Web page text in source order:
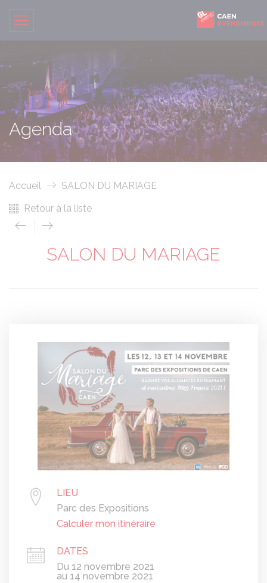
Agenda
Accueil
SALON DU MARIAGE
Retour à la liste
SALON DU MARIAGE
LIEU
Parc des Expositions
Calculer mon itinéraire
DATES
Du 12 novembre 2021
au 14 novembre 2021